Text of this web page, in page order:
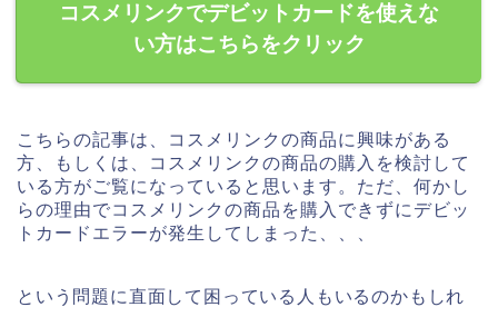
コスメリンクでデビットカードを使えな
い方はこちらをクリック
こちらの記事は、コスメリンクの商品に興味がある
方、もしくは、コスメリンクの商品の購入を検討して
いる方がご覧になっていると思います。ただ、何かし
らの理由でコスメリンクの商品を購入できずにデビッ
トカードエラーが発生してしまった、、、
という問題に直面して困っている人もいるのかもしれ